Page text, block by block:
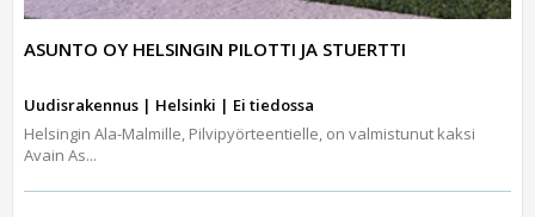
ASUNTO OY HELSINGIN PILOTTI JA STUERTTI
Uudisrakennus | Helsinki | Ei tiedossa
Helsingin Ala-Malmille, Pilvipyörteentielle, on valmistunut kaksi
Avain As...